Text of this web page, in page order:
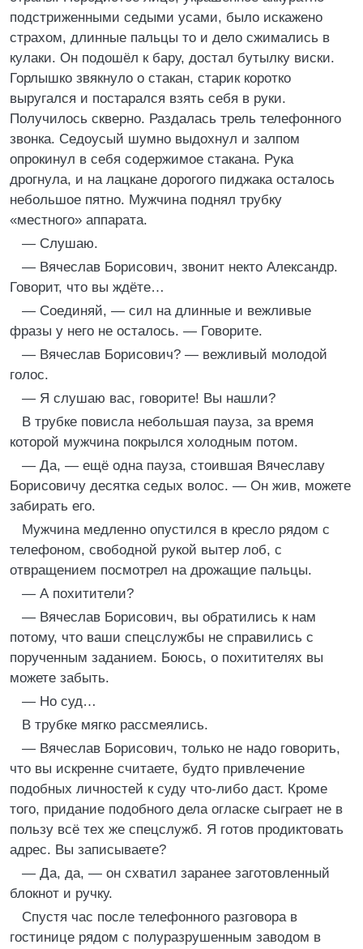
подстриженными седыми усами, было искажено
страхом, длинные пальцы то и дело сжимались в
кулаки. Он подошёл к бару, достал бутылку виски.
Горлышко звякнуло о стакан, старик коротко
выругался и постарался взять себя в руки.
Получилось скверно. Раздалась трель телефонного
звонка. Седоусый шумно выдохнул и залпом
опрокинул в себя содержимое стакана. Рука
дрогнула, и на лацкане дорогого пиджака осталось
небольшое пятно. Мужчина поднял трубку
«местного» аппарата.
— Слушаю.
— Вячеслав Борисович, звонит некто Александр.
Говорит, что вы ждёте…
— Соединяй, — сил на длинные и вежливые
фразы у него не осталось. — Говорите.
— Вячеслав Борисович? — вежливый молодой
голос.
— Я слушаю вас, говорите! Вы нашли?
В трубке повисла небольшая пауза, за время
которой мужчина покрылся холодным потом.
— Да, — ещё одна пауза, стоившая Вячеславу
Борисовичу десятка седых волос. — Он жив, можете
забирать его.
Мужчина медленно опустился в кресло рядом с
телефоном, свободной рукой вытер лоб, с
отвращением посмотрел на дрожащие пальцы.
— А похитители?
— Вячеслав Борисович, вы обратились к нам
потому, что ваши спецслужбы не справились с
порученным заданием. Боюсь, о похитителях вы
можете забыть.
— Но суд…
В трубке мягко рассмеялись.
— Вячеслав Борисович, только не надо говорить,
что вы искренне считаете, будто привлечение
подобных личностей к суду что-либо даст. Кроме
того, придание подобного дела огласке сыграет не в
пользу всё тех же спецслужб. Я готов продиктовать
адрес. Вы записываете?
— Да, да, — он схватил заранее заготовленный
блокнот и ручку.
Спустя час после телефонного разговора в
гостинице рядом с полуразрушенным заводом в